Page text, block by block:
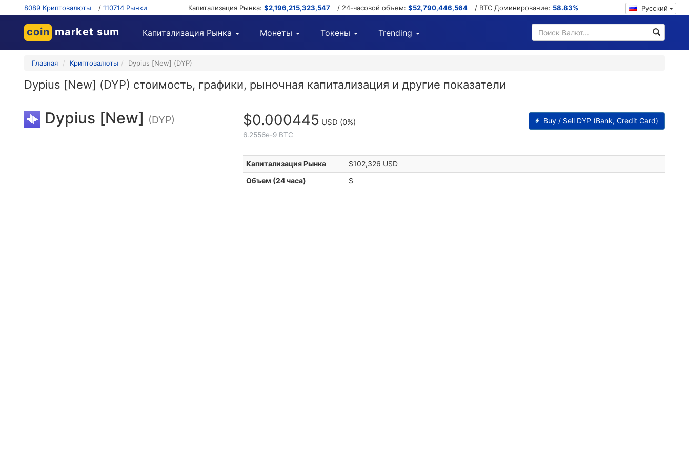
8089 Криптовалюты / 110714 Рынки Капитализация Рынка: $2,196,215,323,547 / 24-часовой объем: $52,790,446,564 / BTC Доминирование: 58.83% Русский
coin market sum Капитализация Рынка Монеты Токены Trending
Главная Криптовалюты Dypius [New] (DYP)
Dypius [New] (DYP) стоимость, графики, рыночная капитализация и другие показатели
Dypius [New] (DYP) $0.000445 USD (0%)
6.2556e-9 BTC
Buy / Sell DYP (Bank, Credit Card)
Капитализация Рынка
$102,326 USD
Объем (24 часа)
$